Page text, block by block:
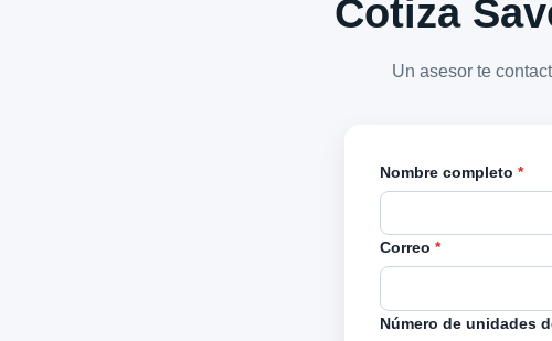
Cotiza
Un asesor te
Nombre completo *
Correo *
Número de unidades